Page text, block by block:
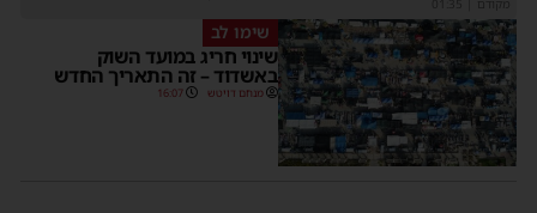
שימו לב
שינוי חריג במועד השוק
באשדוד – זה התאריך החדש
מנחם דויטש 16:07